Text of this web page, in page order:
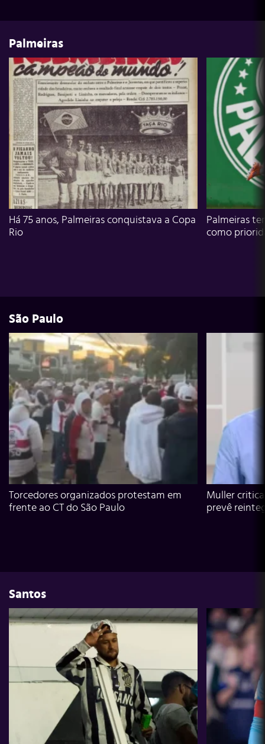
Palmeiras
Há 75 anos, Palmeiras conquistava a Copa
Rio
Palmeiras
como
São Paulo
Torcedores organizados protestam em
frente ao CT do São Paulo
Muller
prevê
Santos